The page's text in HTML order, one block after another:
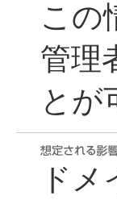
この
管理
とが
ド